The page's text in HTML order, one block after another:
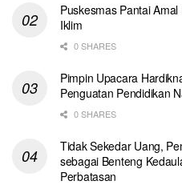
Puskesmas Pantai
Iklim
0 SHARES
Pimpin Upacara
Penguatan Pendidikan
0 SHARES
Tidak Sekedar Uang,
sebagai Benteng
Perbatasan